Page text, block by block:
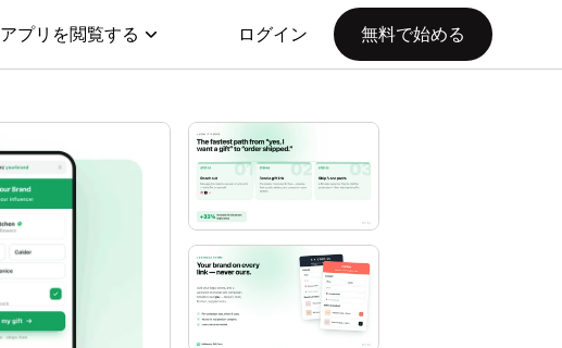
アプリを閲覧する ログイン 無料で始める